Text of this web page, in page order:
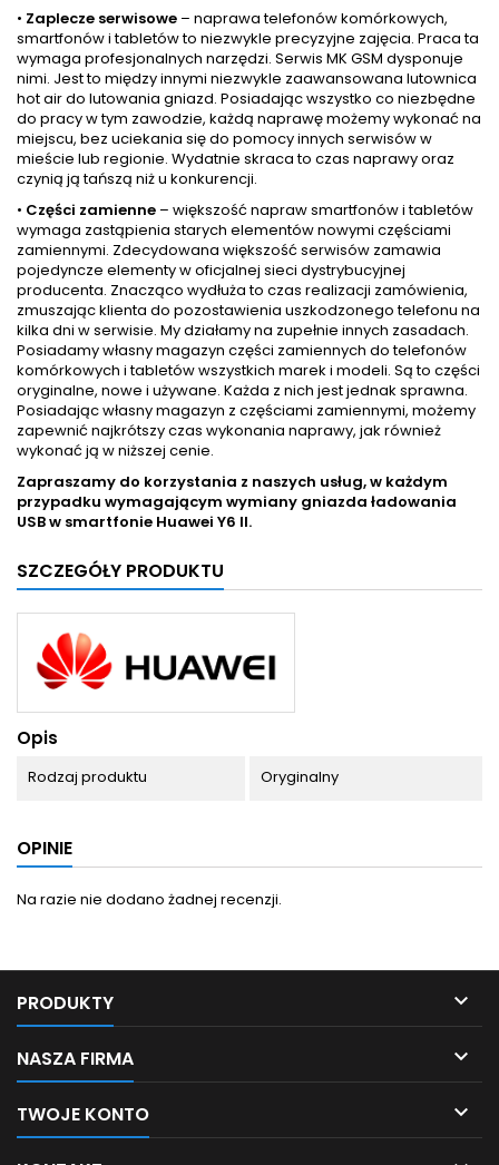
• Zaplecze serwisowe – naprawa telefonów komórkowych,
smartfonów i tabletów to niezwykle precyzyjne zajęcia. Praca ta
wymaga profesjonalnych narzędzi. Serwis MK GSM dysponuje
nimi. Jest to między innymi niezwykle zaawansowana lutownica
hot air do lutowania gniazd. Posiadając wszystko co niezbędne
do pracy w tym zawodzie, każdą naprawę możemy wykonać na
miejscu, bez uciekania się do pomocy innych serwisów w
mieście lub regionie. Wydatnie skraca to czas naprawy oraz
czynią ją tańszą niż u konkurencji.
• Części zamienne – większość napraw smartfonów i tabletów
wymaga zastąpienia starych elementów nowymi częściami
zamiennymi. Zdecydowana większość serwisów zamawia
pojedyncze elementy w oficjalnej sieci dystrybucyjnej
producenta. Znacząco wydłuża to czas realizacji zamówienia,
zmuszając klienta do pozostawienia uszkodzonego telefonu na
kilka dni w serwisie. My działamy na zupełnie innych zasadach.
Posiadamy własny magazyn części zamiennych do telefonów
komórkowych i tabletów wszystkich marek i modeli. Są to części
oryginalne, nowe i używane. Każda z nich jest jednak sprawna.
Posiadając własny magazyn z częściami zamiennymi, możemy
zapewnić najkrótszy czas wykonania naprawy, jak również
wykonać ją w niższej cenie.
Zapraszamy do korzystania z naszych usług, w każdym
przypadku wymagającym wymiany gniazda ładowania
USB w smartfonie Huawei Y6 II.
SZCZEGÓŁY PRODUKTU
Opis
Rodzaj produktu Oryginalny
OPINIE
Na razie nie dodano żadnej recenzji.
PRODUKTY 
NASZA FIRMA 
TWOJE KONTO 